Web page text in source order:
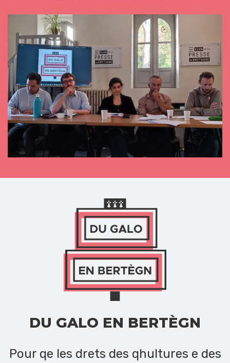
DU GALO EN BERTÈGN
Pour qe les drets des qhultures e des